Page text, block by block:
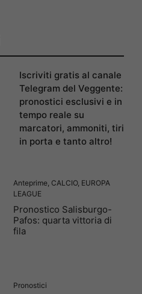
Iscriviti gratis al canale
Telegram del Veggente:
pronostici esclusivi e in
tempo reale su
marcatori, ammoniti, tiri
in porta e tanto altro!
Anteprime CALCIO, EUROPA
LEAGUE
Pronostico Salisburgo-
Pafos: quarta vittoria di
fila
Pronostici